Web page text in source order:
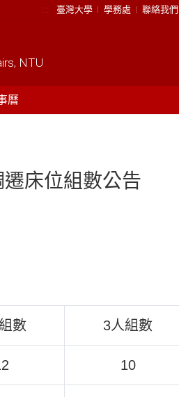
::: 臺灣大學 學務處 聯絡我們
NTU
曆
床位組數公告
數 3人組數
10